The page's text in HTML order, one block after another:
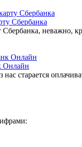
Сбербанка
неважно,
Онлайн
старается